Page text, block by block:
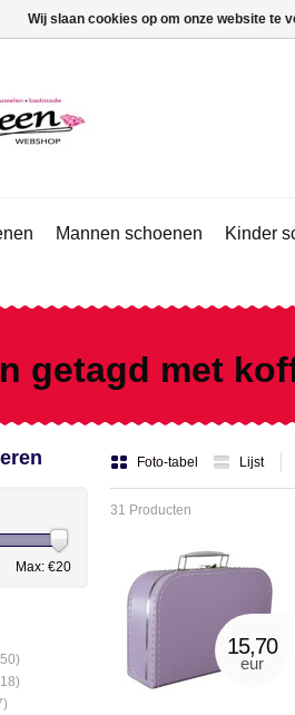
Mannen schoenen
Kinder
getagd met
Foto-tabel Lijst
31 Producten
15,70
eur
Max: €20
Wij slaan cookies op om onze website te